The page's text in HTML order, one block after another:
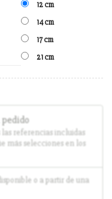
12 cm
14 cm
17 cm
21 cm
pedido
las referencias incluidas
más selecciones en los
o a partir de una